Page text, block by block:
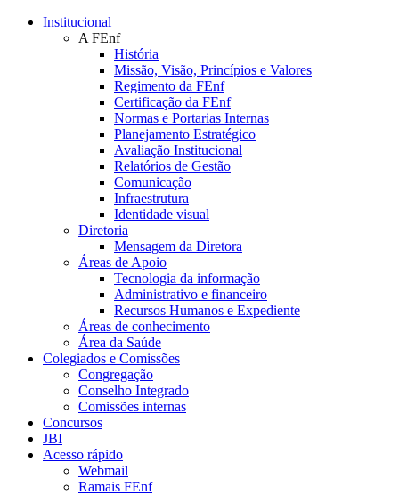
Conteúdo principal
Institucional
A FEnf
História
Missão, Visão, Princípios e Valores
Regimento da FEnf
Certificação da FEnf
Normas e Portarias Internas
Planejamento Estratégico
Avaliação Institucional
Relatórios de Gestão
Comunicação
Infraestrutura
Identidade visual
Diretoria
Mensagem da Diretora
Áreas de Apoio
Tecnologia da informação
Administrativo e financeiro
Recursos Humanos e Expediente
Áreas de conhecimento
Área da Saúde
Colegiados e Comissões
Congregação
Conselho Integrado
Comissões internas
Concursos
JBI
Acesso rápido
Webmail
Ramais FEnf